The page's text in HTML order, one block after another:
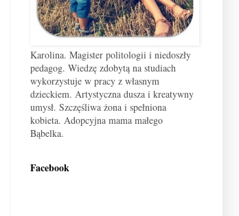
Karolina. Magister politologii i niedoszły
pedagog. Wiedzę zdobytą na studiach
wykorzystuje w pracy z własnym
dzieckiem. Artystyczna dusza i kreatywny
umysł. Szczęśliwa żona i spełniona
kobieta. Adopcyjna mama małego
Bąbelka.
Facebook